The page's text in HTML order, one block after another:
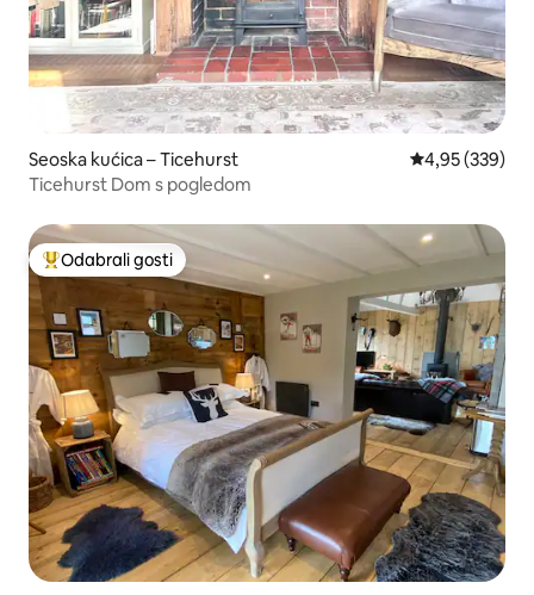
Seoska kućica – Ticehurst Prosječna
4,95 (339)
Ticehurst Dom s pogledom
Među najviše rangiranima s oznakom „Odabrali gosti”
Odabrali gosti